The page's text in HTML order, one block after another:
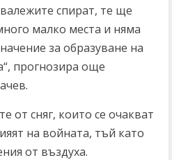
спират, те ще
малко места и няма
за образуване на
прогнозира още
от сняг, които се очакват
на войната, тъй като
от въздуха.